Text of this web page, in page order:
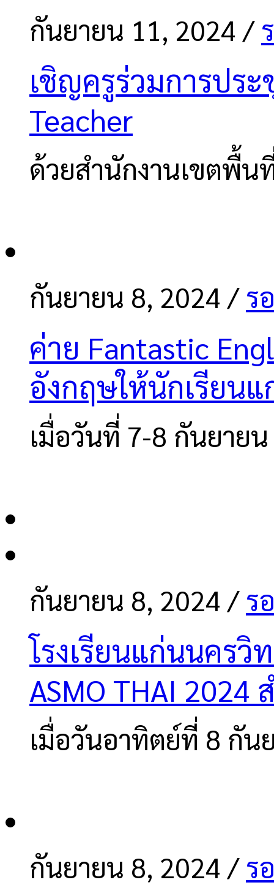
กันยายน 11, 2024 /
เชิญครูร่วมการปร
Teacher
ด้วยสำนักงานเขตพื้
กันยายน 8, 2024 / ร
ค่าย Fantastic
อังกฤษให้นักเรียน
เมื่อวันที่ 7-8 กันยาย
กันยายน 8, 2024 / ร
โรงเรียนแก่นนคร
ASMO THAI 2024
เมื่อวันอาทิตย์ที่ 8 กัน
กันยายน 8, 2024 / ร